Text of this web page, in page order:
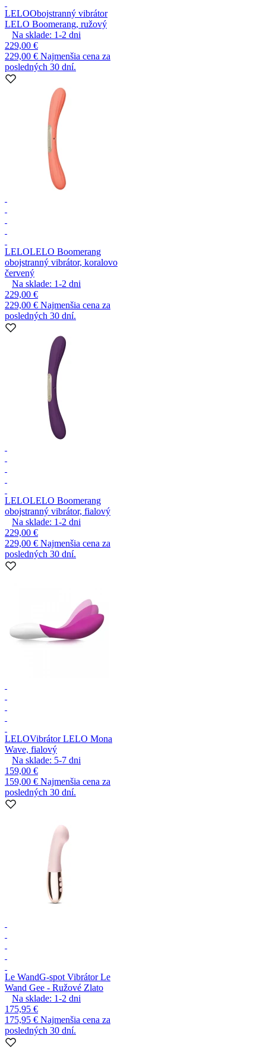
LELOObojstranný vibrátor
LELO Boomerang, ružový
Na sklade: 1-2 dni
229,00 €
229,00 € Najmenšia cena za
posledných 30 dní.
LELOLELO Boomerang
obojstranný vibrátor, koralovo
červený
Na sklade: 1-2 dni
229,00 €
229,00 € Najmenšia cena za
posledných 30 dní.
LELOLELO Boomerang
obojstranný vibrátor, fialový
Na sklade: 1-2 dni
229,00 €
229,00 € Najmenšia cena za
posledných 30 dní.
LELOVibrátor LELO Mona
Wave, fialový
Na sklade: 5-7 dni
159,00 €
159,00 € Najmenšia cena za
posledných 30 dní.
Le WandG-spot Vibrátor Le
Wand Gee - Ružové Zlato
Na sklade: 1-2 dni
175,95 €
175,95 € Najmenšia cena za
posledných 30 dní.